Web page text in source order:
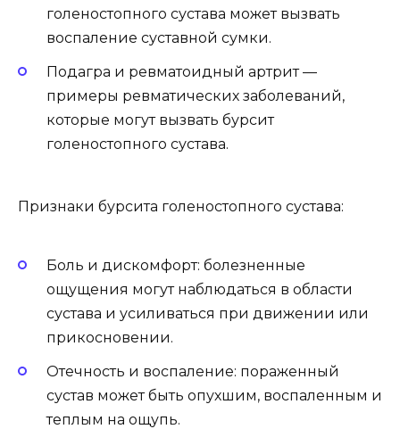
голеностопного сустава может вызвать
воспаление суставной сумки.
Подагра и ревматоидный артрит —
примеры ревматических заболеваний,
которые могут вызвать бурсит
голеностопного сустава.
Признаки бурсита голеностопного сустава:
Боль и дискомфорт: болезненные
ощущения могут наблюдаться в области
сустава и усиливаться при движении или
прикосновении.
Отечность и воспаление: пораженный
сустав может быть опухшим, воспаленным и
теплым на ощупь.